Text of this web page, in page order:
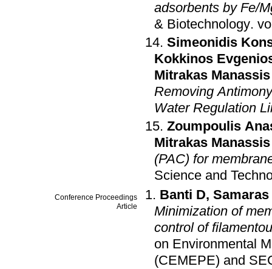
adsorbents by Fe/
& Biotechnology.
Simeonidis
Kokkinos
Mitrakas Manassis
Removing
Water Regulation
Zoumpoulis
Mitrakas Manassis
(PAC) for
Science and
Conference Proceedings
Article
Banti D, Samaras
Minimization of
control of
on Environmental
(CEMEPE) and